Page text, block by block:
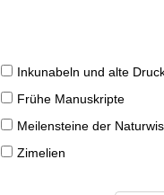
Inkunabeln und alte
Frühe Manuskripte
Meilensteine der
Zimelien